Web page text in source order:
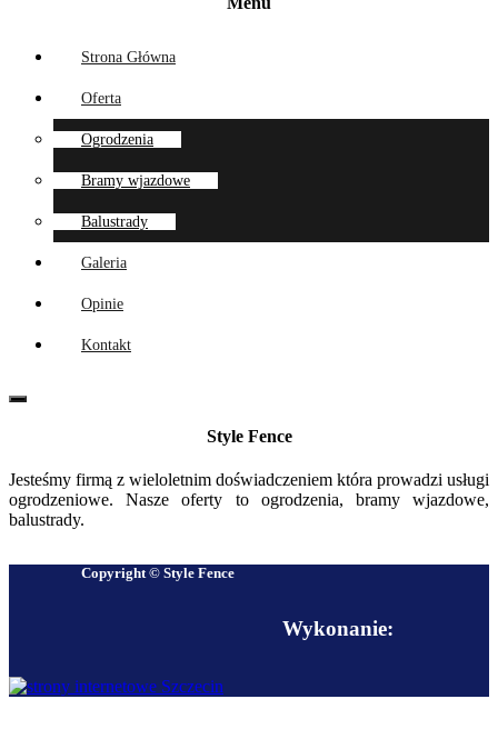
Strona Główna
Oferta
Ogrodzenia
Bramy wjazdowe
Balustrady
Galeria
Opinie
Kontakt
Style Fence
Jesteśmy firmą z wieloletnim doświadczeniem która prowadzi usługi
ogrodzeniowe. Nasze oferty to ogrodzenia, bramy wjazdowe,
balustrady.
Copyright © Style Fence
Wykonanie: